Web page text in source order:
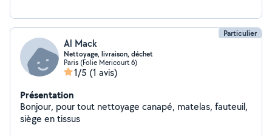
Particulier
Al Mack
Nettoyage, livraison, déchet
Paris (Folie Mericourt 6)
1/5 (1 avis)
Présentation
Bonjour, pour tout nettoyage canapé, matelas, fauteuil,
siège en tissus